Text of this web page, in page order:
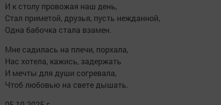
И к столу провожая наш день,
Стал приметой, друзья, пусть нежданной,
Одна бабочка стала взамен.
Мне садилась на плечи, порхала,
Нас хотела, кажись, задержать
И мечты для души согревала,
Чтоб любовью на свете дышать.